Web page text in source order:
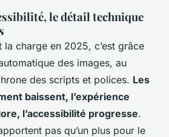
le détail technique
la charge en 2025, c’est grâce
des images, au
des scripts et polices. Les
baissent, l’expérience
l’accessibilité progresse.
pas qu’un plus pour le